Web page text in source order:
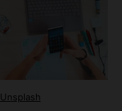
Unsplash